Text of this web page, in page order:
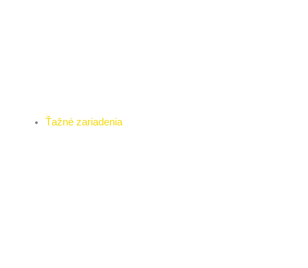
Ťažné zariadenia